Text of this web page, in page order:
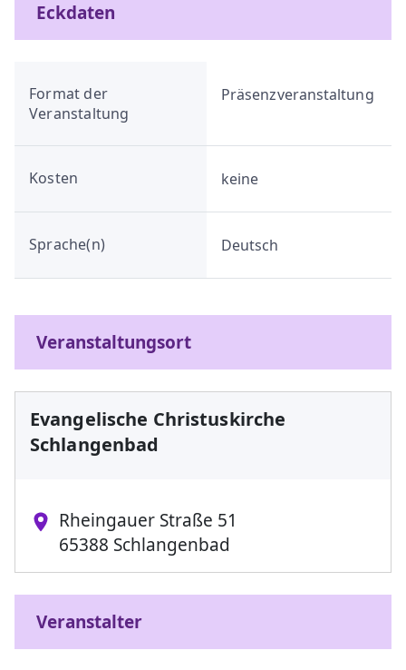
Eckdaten
Format der
Veranstaltung
Präsenzveranstaltung
Kosten keine
Sprache(n) Deutsch
Veranstaltungsort
Evangelische Christuskirche
Schlangenbad
Rheingauer Straße 51
65388 Schlangenbad
Veranstalter